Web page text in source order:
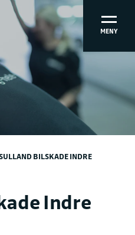
MENY
BILSKADE INDRE
Indre